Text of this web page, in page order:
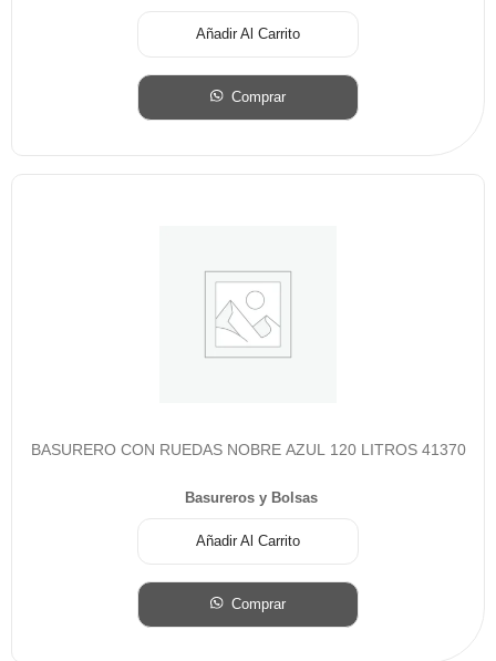
Añadir Al Carrito
Comprar
BASURERO CON RUEDAS NOBRE AZUL 120 LITROS 41370
Basureros y Bolsas
Añadir Al Carrito
Comprar